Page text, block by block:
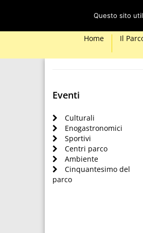
Home Il
Eventi
Culturali
Enogastronomici
Sportivi
Centri parco
Ambiente
Cinquantesimo del
parco
Questo sito